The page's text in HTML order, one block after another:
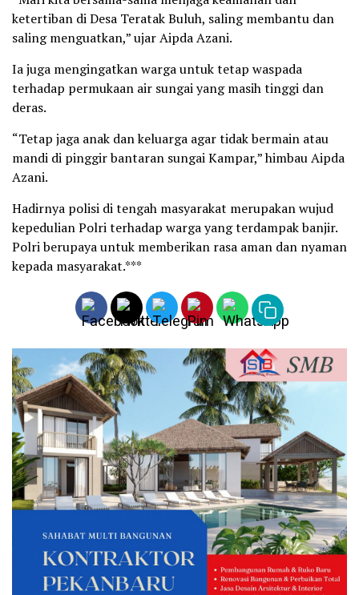
ketertiban di Desa Teratak Buluh, saling membantu dan
saling menguatkan,” ujar Aipda Azani.
Ia juga mengingatkan warga untuk tetap waspada
terhadap permukaan air sungai yang masih tinggi dan
deras.
“Tetap jaga anak dan keluarga agar tidak bermain atau
mandi di pinggir bantaran sungai Kampar,” himbau Aipda
Azani.
Hadirnya polisi di tengah masyarakat merupakan wujud
kepedulian Polri terhadap warga yang terdampak banjir.
Polri berupaya untuk memberikan rasa aman dan nyaman
kepada masyarakat.***